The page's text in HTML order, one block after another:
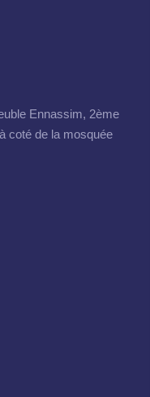
Ennassim, 2ème
coté de la mosquée